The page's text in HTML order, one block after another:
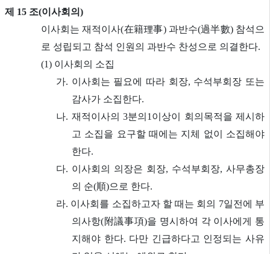
제 15 조(이사회의)
이사회는 재적이사(在籍理事) 과반수(過半數) 참석으
로 성립되고 참석 인원의 과반수 찬성으로 의결한다.
(1) 이사회의 소집
가. 이사회는 필요에 따라 회장, 수석부회장 또는
감사가 소집한다.
나. 재적이사의 3분의1이상이 회의목적을 제시하
고 소집을 요구할 때에는 지체 없이 소집해야
한다.
다. 이사회의 의장은 회장, 수석부회장, 사무총장
의 순(順)으로 한다.
라. 이사회를 소집하고자 할 때는 회의 7일전에 부
의사항(附議事項)을 명시하여 각 이사에게 통
지해야 한다. 다만 긴급하다고 인정되는 사유